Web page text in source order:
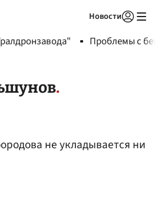
Новости
Проблемы с
не укладывается ни